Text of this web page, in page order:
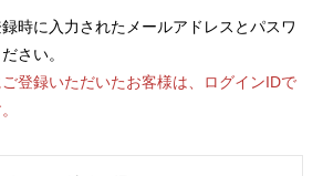
時に入力されたメールアドレスとパスワ
さい。
登録いただいたお客様は、ログインIDで